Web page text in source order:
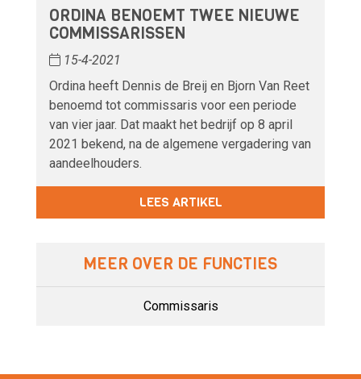
ORDINA BENOEMT TWEE NIEUWE
COMMISSARISSEN
15-4-2021
Ordina heeft Dennis de Breij en Bjorn Van Reet
benoemd tot commissaris voor een periode
van vier jaar. Dat maakt het bedrijf op 8 april
2021 bekend, na de algemene vergadering van
aandeelhouders.
LEES ARTIKEL
MEER OVER DE FUNCTIES
Commissaris